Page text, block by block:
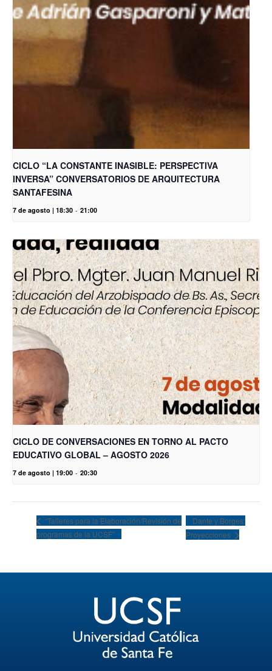
CICLO “LA CONSTANTE INASIBLE: PERSPECTIVA
INVERSA” CONVERSATORIOS DE ARQUITECTURA
SANTAFESINA
7 de agosto | 18:30 - 21:00
CICLO DE CONVERSACIONES EN TORNO AL PACTO
EDUCATIVO GLOBAL – AGOSTO 2026
7 de agosto | 19:00 - 20:30
“Talleres para la Elaboración/Revisión de
programas de la UCSF”
Dante y Borges:
Proyecciones